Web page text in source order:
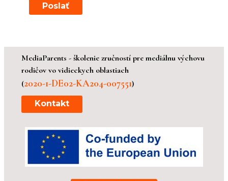
Poslať
MediaParents - školenie zručností pre mediálnu výchovu
rodičov vo vidieckych oblastiach
(2020-1-DE02-KA204-007551)
Kontakt